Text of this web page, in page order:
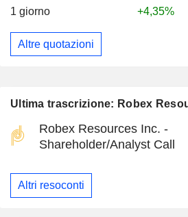
Ultima trascrizione: Robex
Robex Resources Inc. -
Shareholder/Analyst Call
Altri resoconti
1 giorno +4,35%
Altre quotazioni